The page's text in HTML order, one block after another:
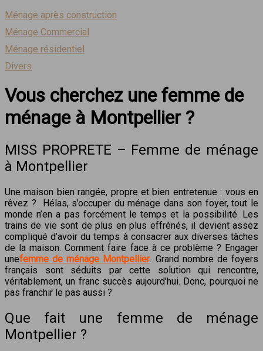
Ménage après construction
Ménage Commercial
Ménage résidentiel
Divers
Vous cherchez une femme de
ménage à Montpellier ?
MISS PROPRETE – Femme de ménage
à Montpellier
Une maison bien rangée, propre et bien entretenue : vous en
rêvez ? Hélas, s’occuper du ménage dans son foyer, tout le
monde n’en a pas forcément le temps et la possibilité. Les
trains de vie sont de plus en plus effrénés, il devient assez
compliqué d’avoir du temps à consacrer aux diverses tâches
de la maison. Comment faire face à ce problème ? Engager
unefemme de ménage Montpellier. Grand nombre de foyers
français sont séduits par cette solution qui rencontre,
véritablement, un franc succès aujourd’hui. Donc, pourquoi ne
pas franchir le pas aussi ?
Que fait une femme de ménage
Montpellier ?